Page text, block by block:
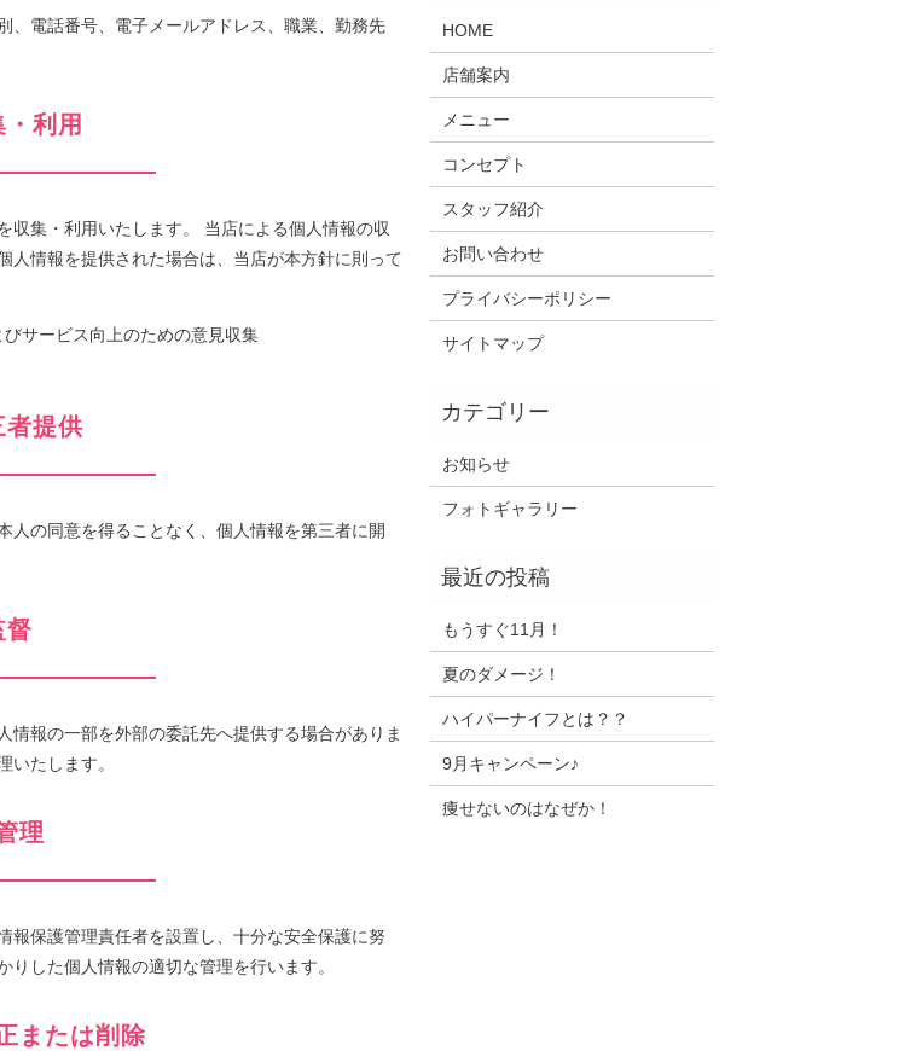
、電話番号、電子メールアドレス、職業、勤務先
利用
収集・利用いたします。 当店による個人情報の収
情報を提供された場合は、当店が本方針に則って
サービス向上のための意見収集
者提供
人の同意を得ることなく、個人情報を第三者に開
督
報の一部を外部の委託先へ提供する場合がありま
いたします。
理
報保護管理責任者を設置し、十分な安全保護に努
した個人情報の適切な管理を行います。
または削除
HOME
店舗案内
メニュー
コンセプト
スタッフ紹介
お問い合わせ
プライバシーポリシー
サイトマップ
お知らせ
フォトギャラリー
もうすぐ11月！
夏のダメージ！
ハイパーナイフとは？？
9月キャンペーン♪
痩せないのはなぜか！